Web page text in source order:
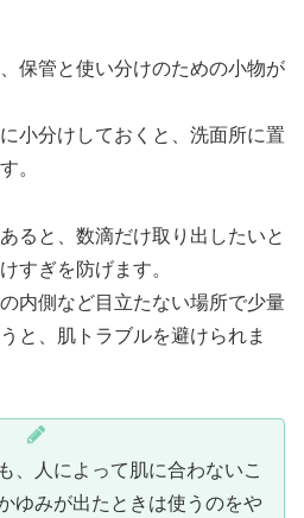
保管と使い分けのための小物が
小分けしておくと、洗面所に置
。
ると、数滴だけ取り出したいと
すぎを防げます。
内側など目立たない場所で少量
と、肌トラブルを避けられま
、人によって肌に合わないこ
ゆみが出たときは使うのをや